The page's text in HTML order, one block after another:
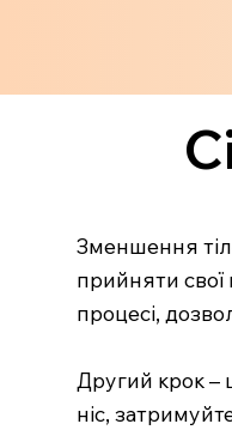
Зменшення
прийняти
процесі,
Другий крок –
ніс,